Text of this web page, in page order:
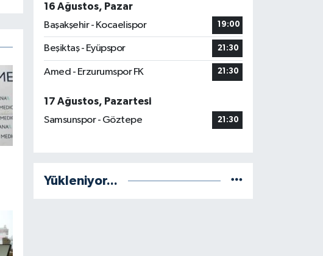
16 Ağustos, Pazar
Başakşehir - Kocaelispor
19:00
Beşiktaş - Eyüpspor 21:30
Amed - Erzurumspor FK 21:30
17 Ağustos, Pazartesi
Samsunspor - Göztepe
21:30
Yükleniyor...